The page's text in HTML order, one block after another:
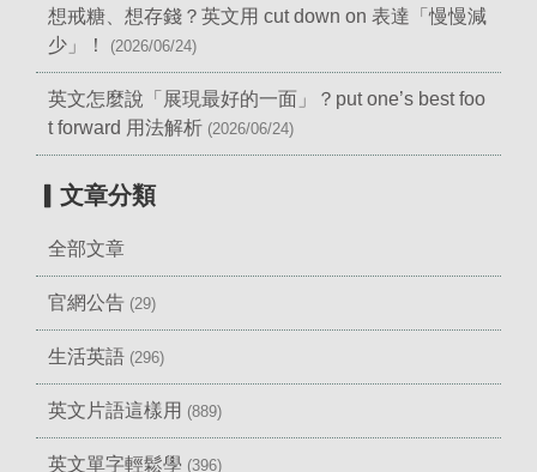
想戒糖、想存錢？英文用 cut down on 表達「慢慢減
少」！
(2026/06/24)
英文怎麼說「展現最好的一面」？put one’s best foo
t forward 用法解析 (2026/06/24)
▎文章分類
全部文章
官網公告 (29)
生活英語 (296)
英文片語這樣用 (889)
英文單字輕鬆學 (396)